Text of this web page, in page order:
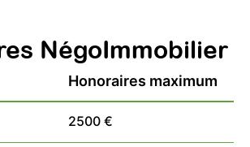
NégoImmobilier
Honoraires maximum
2500 €